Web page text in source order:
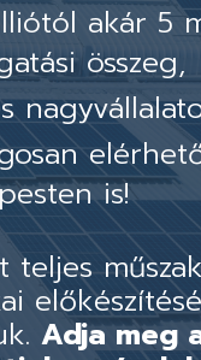
akár 5
összeg,
is!
teljes
Adja meg